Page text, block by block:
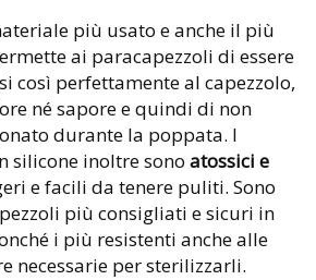
più usato e anche il più
ai paracapezzoli di essere
così perfettamente al capezzolo,
né sapore e quindi di non
durante la poppata. I
silicone inoltre sono atossici e
e facili da tenere puliti. Sono
più consigliati e sicuri in
i più resistenti anche alle
necessarie per sterilizzarli.